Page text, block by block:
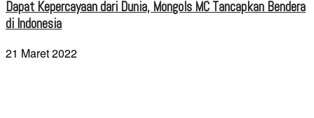
Dapat Kepercayaan dari Dunia, Mongols MC Tancapkan Bendera
di Indonesia
21 Maret 2022